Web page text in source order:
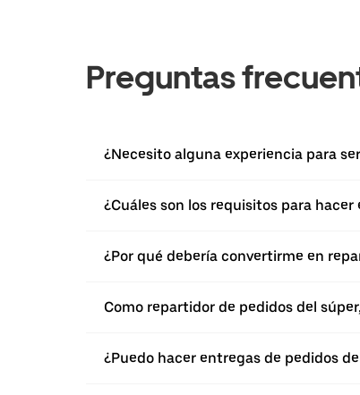
Preguntas
¿Necesito alguna experiencia para
¿Cuáles son los requisitos para
¿Por qué debería convertirme en
Como repartidor de pedidos del
¿Puedo hacer entregas de pedidos